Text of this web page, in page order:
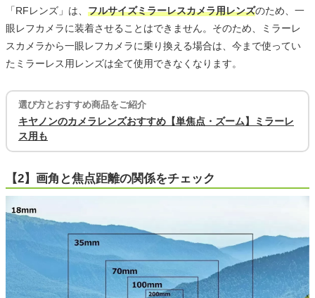
「RFレンズ」は、 フルサイズミラーレスカメラ用レンズのため、一
眼レフカメラに装着させることはできません。そのため、ミラーレ
スカメラから一眼レフカメラに乗り換える場合は、今まで使ってい
たミラーレス用レンズは全て使用できなくなります。
選び方とおすすめ商品をご紹介
キヤノンのカメラレンズおすすめ【単焦点・ズーム】ミラーレ
ス用も
【2】画角と焦点距離の関係をチェック